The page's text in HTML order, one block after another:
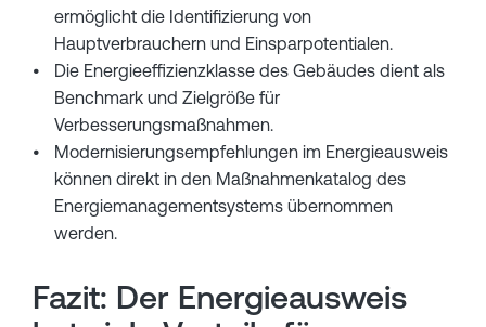
ermöglicht die Identifizierung von
Hauptverbrauchern und Einsparpotentialen.
Die Energieeffizienzklasse des Gebäudes dient als
Benchmark und Zielgröße für
Verbesserungsmaßnahmen.
Modernisierungsempfehlungen im Energieausweis
können direkt in den Maßnahmenkatalog des
Energiemanagementsystems übernommen
werden.
Fazit: Der Energieausweis